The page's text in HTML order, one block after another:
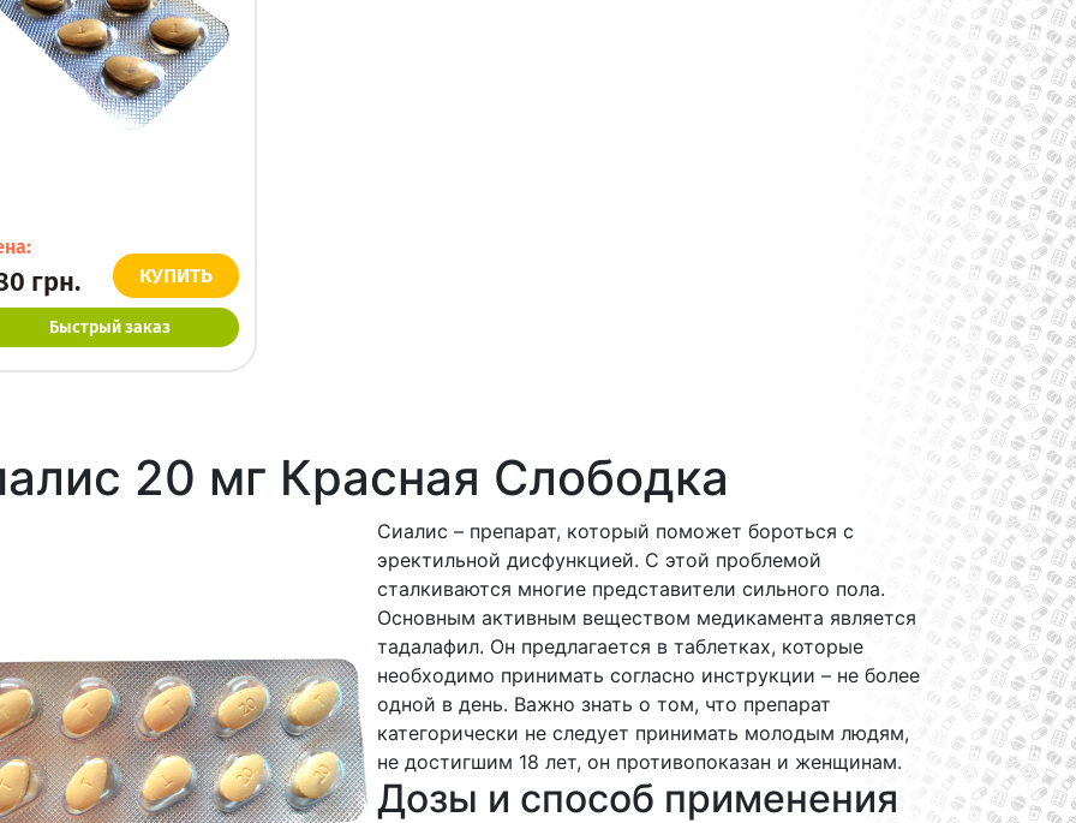
грн. КУПИТЬ
Быстрый заказ
20 мг Красная Слободка
Сиалис – препарат, который поможет бороться с
эректильной дисфункцией. С этой проблемой
сталкиваются многие представители сильного пола.
Основным активным веществом медикамента является
тадалафил. Он предлагается в таблетках, которые
необходимо принимать согласно инструкции – не более
одной в день. Важно знать о том, что препарат
категорически не следует принимать молодым людям,
не достигшим 18 лет, он противопоказан и женщинам.
Дозы и способ применения